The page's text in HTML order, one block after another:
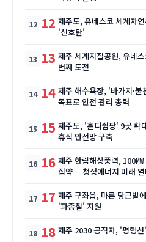
12 제주도, 유네스코 세계자
'신호탄'
13 제주 세계지질공원, 유네
번째 도전
14 제주 해수욕장, '바가지·불
목표로 안전 관리 총력
15 제주도, '혼디쉼팡' 9곳 확
휴식 안전망 구축
16 제주 한림해상풍력, 100
집약… 청정에너지 미래
17 제주 구좌읍, 마른 당근밭
'파종철' 지원
18 제주 2030 공직자, '평행